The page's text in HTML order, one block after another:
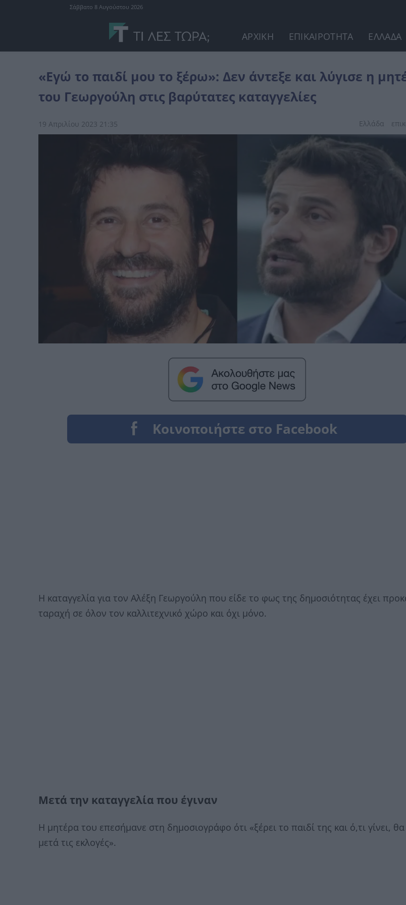
Σάββατο 8 Αυγούστου 2026
ΑΡΧΙΚΗ ΕΠΙΚΑΙΡΟΤΗΤΑ ΕΛΛΑΔΑ
«Εγώ το παιδί μου το ξέρω»: Δεν άντεξε και λύγισε η
του Γεωργούλη στις βαρύτατες καταγγελίες
19 Απριλίου 2023 21:35 Ελλάδα
Η καταγγελία για τον Αλέξη Γεωργούλη που είδε το φως της δημοσιότητας έχει
ταραχή σε όλον τον καλλιτεχνικό χώρο και όχι μόνο.
Μετά την καταγγελία που έγιναν
Η μητέρα του επεσήμανε στη δημοσιογράφο ότι «ξέρει το παιδί της και ό,τι γίνει,
μετά τις εκλογές».